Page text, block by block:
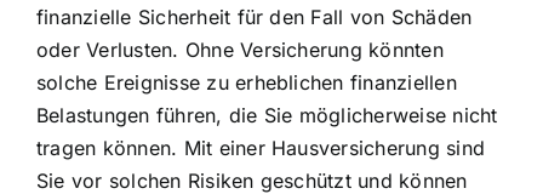
finanzielle Sicherheit für den Fall von Schäden
oder Verlusten. Ohne Versicherung könnten
solche Ereignisse zu erheblichen finanziellen
Belastungen führen, die Sie möglicherweise nicht
tragen können. Mit einer Hausversicherung sind
Sie vor solchen Risiken geschützt und können